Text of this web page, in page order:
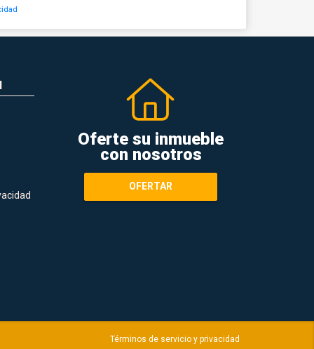
Oferte su inmueble
con nosotros
OFERTAR
Términos de servicio y privacidad